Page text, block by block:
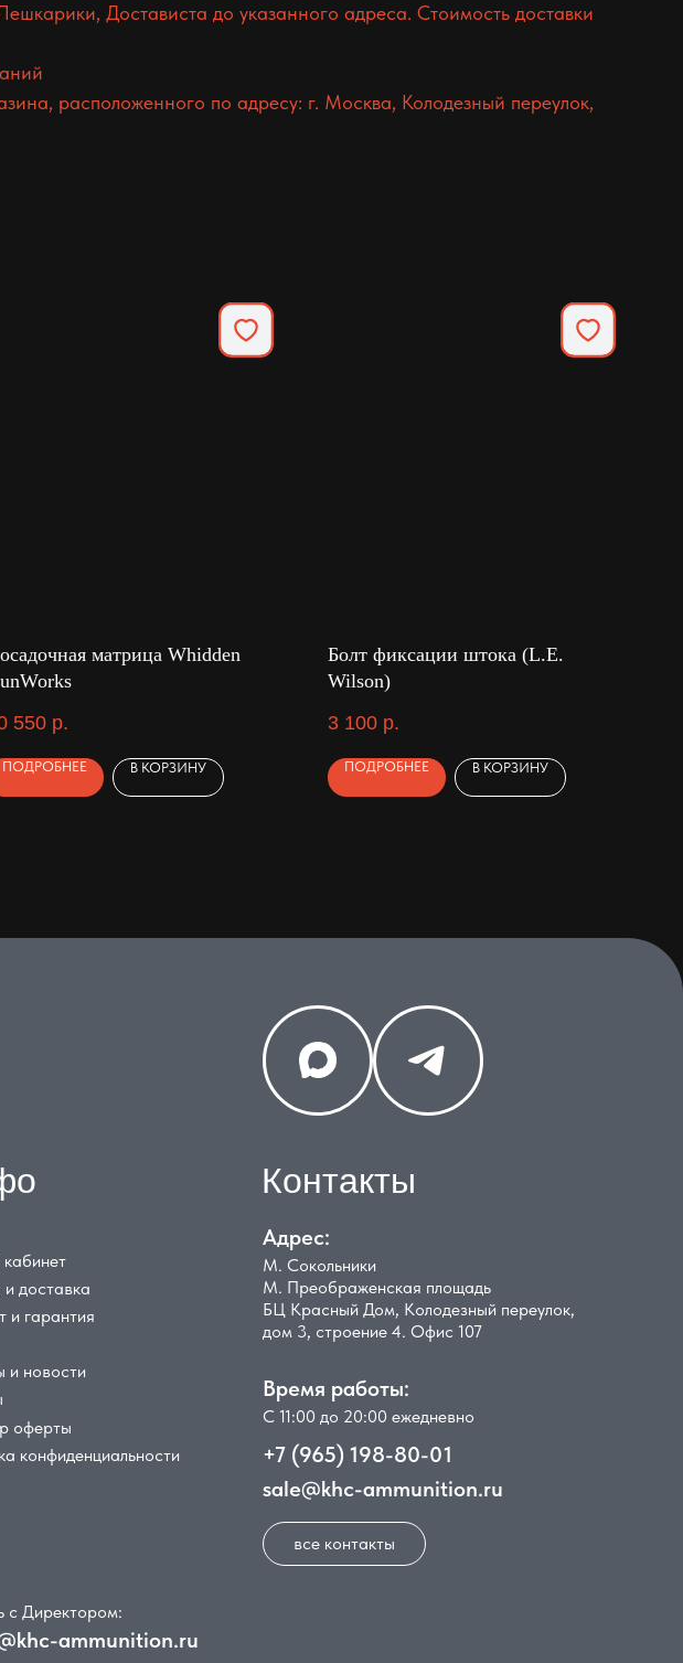
Достависта до указанного адреса. Стоимость доставки
расположенного по адресу: г. Москва, Колодезный переулок,
матрица Whidden
550 р.
ПОДРОБНЕЕ В КОРЗИНУ
Болт фиксации штока (L.E.
Wilson)
3 100 р.
ПОДРОБНЕЕ В КОРЗИНУ
Контакты
доставка
и гарантия
новости
оферты
Адрес:
М. Сокольники
М. Преображенская площадь
БЦ Красный Дом, Колодезный переулок,
дом 3, строение 4. Офис 107
Время работы:
С 11:00 до 20:00 ежедневно
ammunition.ru
с Директором:
+7 (965) 198-80-01
sale@khc-ammunition.ru
все контакты
конфиденциальности